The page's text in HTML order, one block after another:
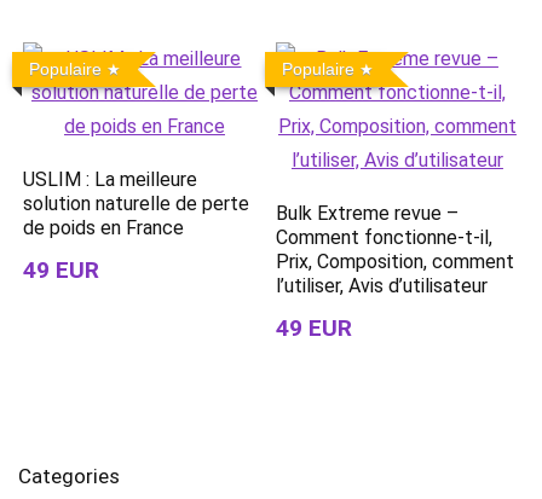
Populaire
USLIM : La meilleure
solution naturelle de perte
de poids en France
49 EUR
Populaire
Bulk Extreme revue –
Comment fonctionne-t-il,
Prix, Composition, comment
l’utiliser, Avis d’utilisateur
49 EUR
Categories